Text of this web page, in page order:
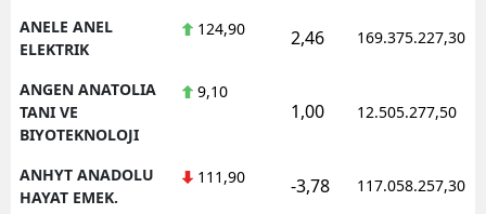
ANELE ANEL
ELEKTRIK
124,90 2,46 169.375.227,30
ANGEN ANATOLIA
TANI VE
BIYOTEKNOLOJI
9,10
1,00 12.505.277,50
ANHYT ANADOLU
HAYAT EMEK.
111,90 -3,78 117.058.257,30